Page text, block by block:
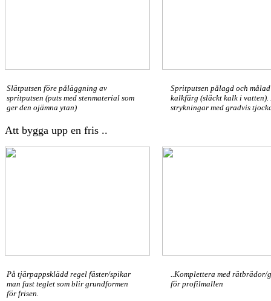
Slätputsen före påläggning av
spritputsen (puts med stenmaterial som
ger den ojämna ytan)
Spritputsen pålagd och målad
kalkfärg (släckt kalk i vatten).
strykningar med gradvis
Att bygga upp en fris ..
På tjärpappsklädd regel fäster/spikar
man fast teglet som blir grundformen
för frisen.
..Komplettera med rätbrädor/
för profilmallen